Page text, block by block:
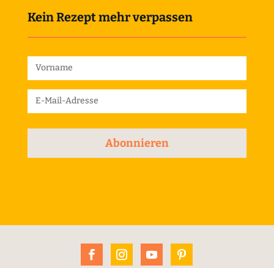
Kein Rezept mehr verpassen
Abonnieren